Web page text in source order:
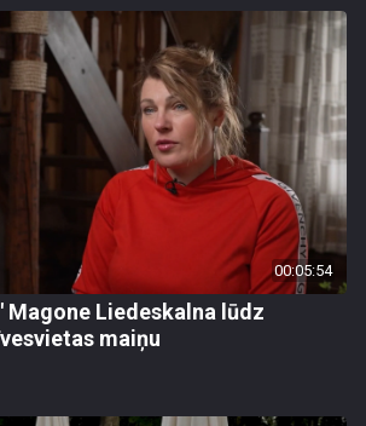
00:05:54
Magone Liedeskalna lūdz
maiņu